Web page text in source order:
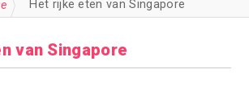
Het rijke eten van Singapore
van Singapore